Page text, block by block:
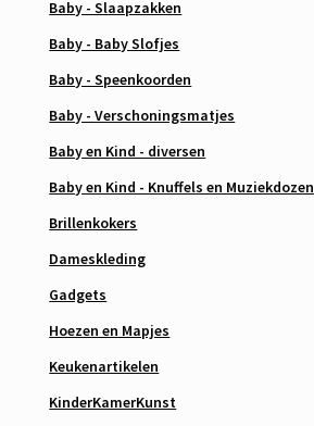
Baby - Slaapzakken
Baby - Baby Slofjes
Baby - Speenkoorden
Baby - Verschoningsmatjes
Baby en Kind - diversen
Baby en Kind - Knuffels en Muziekdozen
Brillenkokers
Dameskleding
Gadgets
Hoezen en Mapjes
Keukenartikelen
KinderKamerKunst